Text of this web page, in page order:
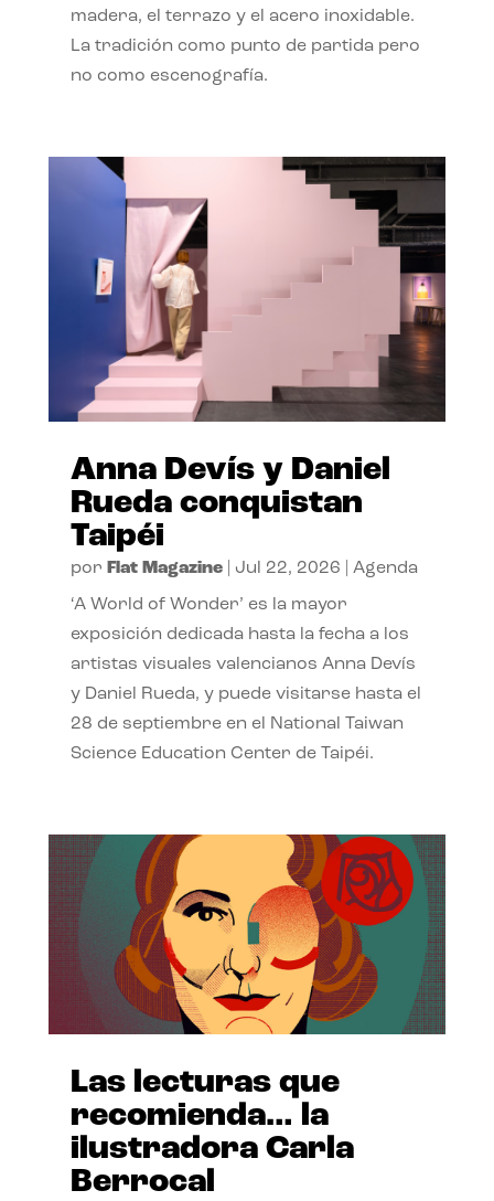
madera, el terrazo y el acero inoxidable.
La tradición como punto de partida pero
no como escenografía.
Anna Devís y Daniel
Rueda conquistan
Taipéi
por Flat Magazine| Jul 22, 2026 Agenda
‘A World of Wonder’ es la mayor
exposición dedicada hasta la fecha a los
artistas visuales valencianos Anna Devís
y Daniel Rueda, y puede visitarse hasta el
28 de septiembre en el National Taiwan
Science Education Center de Taipéi.
Las lecturas que
recomienda… la
ilustradora Carla
Berrocal